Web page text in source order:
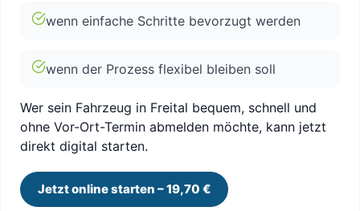
wenn einfache Schritte bevorzugt werden
wenn der Prozess flexibel bleiben soll
Wer sein Fahrzeug in Freital bequem, schnell und
ohne Vor-Ort-Termin abmelden möchte, kann jetzt
direkt digital starten.
Jetzt online starten – 19,70 €